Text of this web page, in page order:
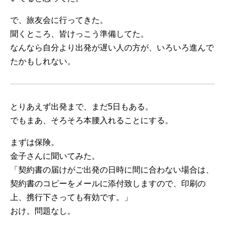
で、旅友会に行ってきた。
聞くところ、皆けっこう準備してた。
なんなら自分より出発が遅い人の方が、いろいろ進んで
たかもしれない。
とりあえず出発まで、まだ5日もある。
でもまあ、そろそろ本腰入れることにする。
まずは保険。
金子さんに聞いてみた。
「契約書の届けがご出発の日時に間に合わない場合は、
契約書のコピーをメールに添付致しますので、印刷の
上、携行下さっても有効です。」
おけ。問題なし。